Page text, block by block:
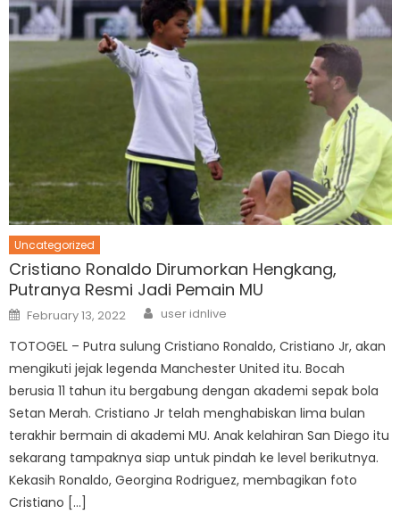
Uncategorized
Cristiano Ronaldo Dirumorkan Hengkang,
Putranya Resmi Jadi Pemain MU
Posted
on
February 13, 2022 Author
user idnlive
TOTOGEL – Putra sulung Cristiano Ronaldo, Cristiano Jr, akan
mengikuti jejak legenda Manchester United itu. Bocah
berusia 11 tahun itu bergabung dengan akademi sepak bola
Setan Merah. Cristiano Jr telah menghabiskan lima bulan
terakhir bermain di akademi MU. Anak kelahiran San Diego itu
sekarang tampaknya siap untuk pindah ke level berikutnya.
Kekasih Ronaldo, Georgina Rodriguez, membagikan foto
Cristiano […]